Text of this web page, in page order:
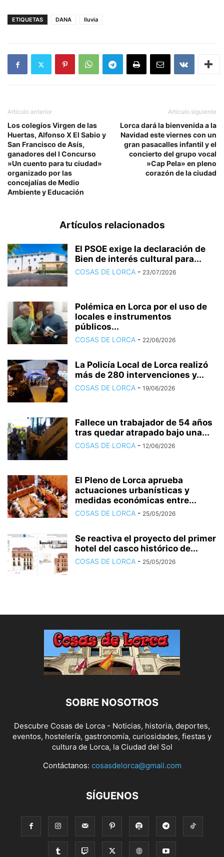
ETIQUETAS DANA lluvia
Artículo anterior
Los colegios Virgen de las
Huertas, Alfonso X El Sabio y
San Francisco de Asís,
ganadores del I Concurso
»Un cuento para tu ciudad»
organizado por las
concejalías de Medio
Ambiente y Educación
Artículo siguiente
Lorca dará la bienvenida a la
Navidad este viernes con un
gran pasacalles infantil y el
concierto del grupo vocal
»Cap Pela» en pleno
corazón de la ciudad
Artículos relacionados
El PSOE exige la declaración de
Bien de interés cultural para...
COSAS DE LORCA - 23/07/2026
Polémica en Lorca por el uso de
locales e instrumentos
públicos...
COSAS DE LORCA - 22/06/2026
La Policía Local de Lorca realizó
más de 280 intervenciones y...
COSAS DE LORCA - 19/06/2026
Fallece un trabajador de 54 años
tras quedar atrapado bajo una...
COSAS DE LORCA - 12/06/2026
El Pleno de Lorca aprueba
actuaciones urbanísticas y
medidas económicas entre...
COSAS DE LORCA - 25/05/2026
Se reactiva el proyecto del primer
hotel del casco histórico de...
COSAS DE LORCA - 25/05/2026
SOBRE NOSOTROS
Descubre Cosas de Lorca - Noticias, historia, deportes,
eventos, hostelería, gastronomía, curiosidades, fiestas y
cultura de Lorca, la Ciudad del Sol
Contáctanos: cosasdelorca@gmail.com
SÍGUENOS